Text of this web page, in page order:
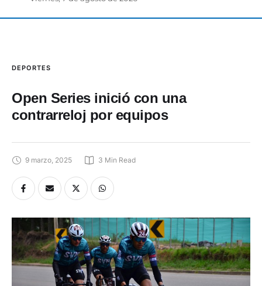
DEPORTES
Open Series inició con una
contrarreloj por equipos
9 marzo, 2025 3 Min Read